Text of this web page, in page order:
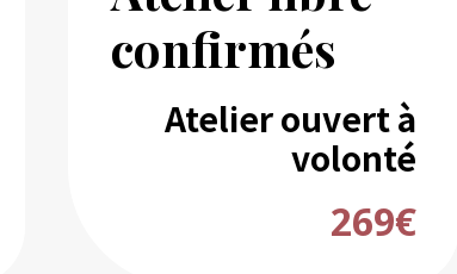
confirmés
Atelier ouvert à
volonté
269€